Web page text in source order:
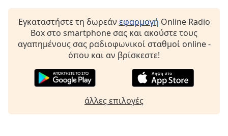
will
cancel
close
Εγκαταστήστε τη δωρεάν εφαρμογή Online Radio
Box στο smartphone σας και ακούστε τους
αγαπημένους σας ραδιοφωνικοί σταθμοί online -
όπου και αν βρίσκεστε!
άλλες επιλογές